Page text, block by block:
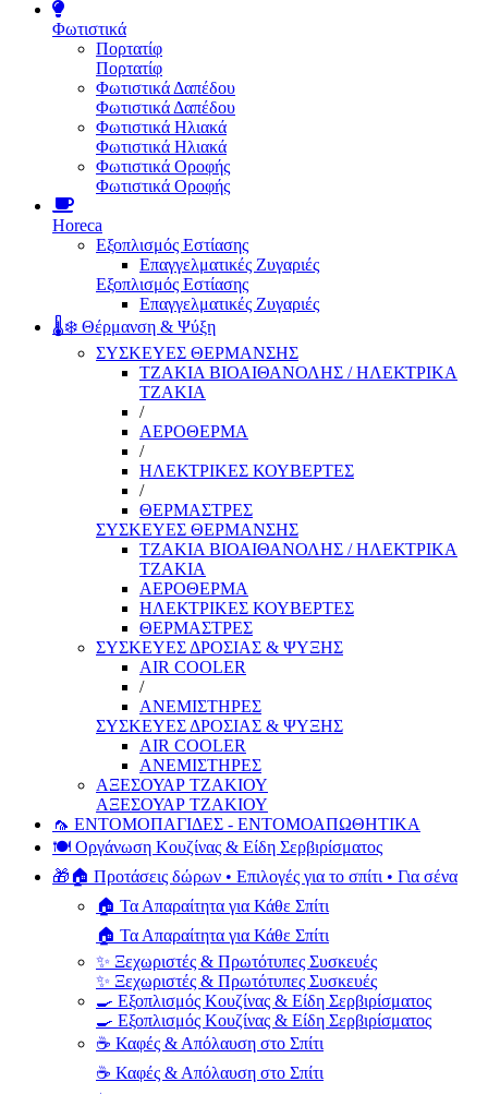
Φωτιστικά
Πορτατίφ
Πορτατίφ
Φωτιστικά Δαπέδου
Φωτιστικά Δαπέδου
Φωτιστικά Ηλιακά
Φωτιστικά Ηλιακά
Φωτιστικά Οροφής
Φωτιστικά Οροφής
Horeca
Εξοπλισμός Εστίασης
Επαγγελματικές Ζυγαριές
Εξοπλισμός Εστίασης
Επαγγελματικές Ζυγαριές
🌡️❄️ Θέρμανση & Ψύξη
ΣΥΣΚΕΥΕΣ ΘΕΡΜΑΝΣΗΣ
ΤΖΑΚΙΑ ΒΙΟΑΙΘΑΝΟΛΗΣ / ΗΛΕΚΤΡΙΚΑ
ΤΖΑΚΙΑ
/
ΑΕΡΟΘΕΡΜΑ
/
ΗΛΕΚΤΡΙΚΕΣ ΚΟΥΒΕΡΤΕΣ
/
ΘΕΡΜΑΣΤΡΕΣ
ΣΥΣΚΕΥΕΣ ΘΕΡΜΑΝΣΗΣ
ΤΖΑΚΙΑ ΒΙΟΑΙΘΑΝΟΛΗΣ / ΗΛΕΚΤΡΙΚΑ
ΤΖΑΚΙΑ
ΑΕΡΟΘΕΡΜΑ
ΗΛΕΚΤΡΙΚΕΣ ΚΟΥΒΕΡΤΕΣ
ΘΕΡΜΑΣΤΡΕΣ
ΣΥΣΚΕΥΕΣ ΔΡΟΣΙΑΣ & ΨΥΞΗΣ
AIR COOLER
/
ΑΝΕΜΙΣΤΗΡΕΣ
ΣΥΣΚΕΥΕΣ ΔΡΟΣΙΑΣ & ΨΥΞΗΣ
AIR COOLER
ΑΝΕΜΙΣΤΗΡΕΣ
ΑΞΕΣΟΥΑΡ ΤΖΑΚΙΟΥ
ΑΞΕΣΟΥΑΡ ΤΖΑΚΙΟΥ
🦟 ΕΝΤΟΜΟΠΑΓΙΔΕΣ - ΕΝΤΟΜΟΑΠΩΘΗΤΙΚΑ
🍽️ Οργάνωση Κουζίνας & Είδη Σερβιρίσματος
🎁🏠 Προτάσεις δώρων • Επιλογές για το σπίτι • Για σένα
🏠 Τα Απαραίτητα για Κάθε Σπίτι
🏠 Τα Απαραίτητα για Κάθε Σπίτι
✨ Ξεχωριστές & Πρωτότυπες Συσκευές
✨ Ξεχωριστές & Πρωτότυπες Συσκευές
🍳 Εξοπλισμός Κουζίνας & Είδη Σερβιρίσματος
🍳 Εξοπλισμός Κουζίνας & Είδη Σερβιρίσματος
☕ Καφές & Απόλαυση στο Σπίτι
☕ Καφές & Απόλαυση στο Σπίτι